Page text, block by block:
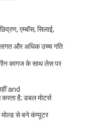
एम्बॉस, सिलाई,
और अधिक उच्च गति
कागज के साथ लेस पर
and
है; डबल मोटर्स
मोल्ड से बने कंप्यूटर